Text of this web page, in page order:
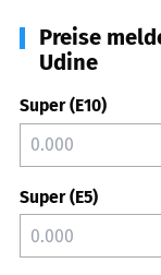
Preise
Udine
Super (E10)
Super (E5)